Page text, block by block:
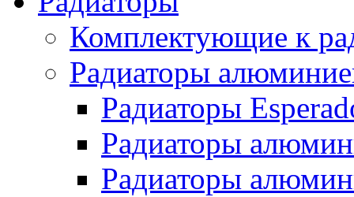
Комплектующие к
Радиаторы
Радиаторы
Радиаторы
Радиаторы